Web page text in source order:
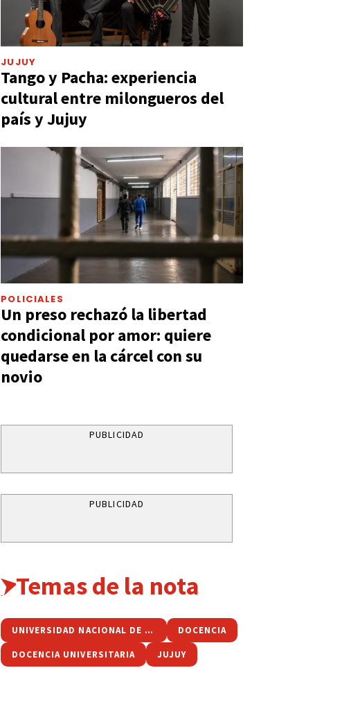
JUJUY
Tango y Pacha: experiencia
cultural entre milongueros del
país y Jujuy
POLICIALES
Un preso rechazó la libertad
condicional por amor: quiere
quedarse en la cárcel con su
novio
PUBLICIDAD
PUBLICIDAD
Temas de la nota
UNIVERSIDAD NACIONAL DE JUJUY DOCENCIA
DOCENCIA UNIVERSITARIA JUJUY